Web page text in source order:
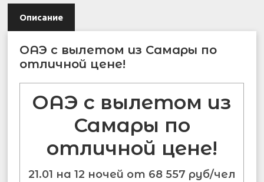
Описание
ОАЭ с вылетом из Самары по
отличной цене!
ОАЭ с вылетом из
Самары по
отличной цене!
21.01 на 12 ночей от 68 557 руб/чел